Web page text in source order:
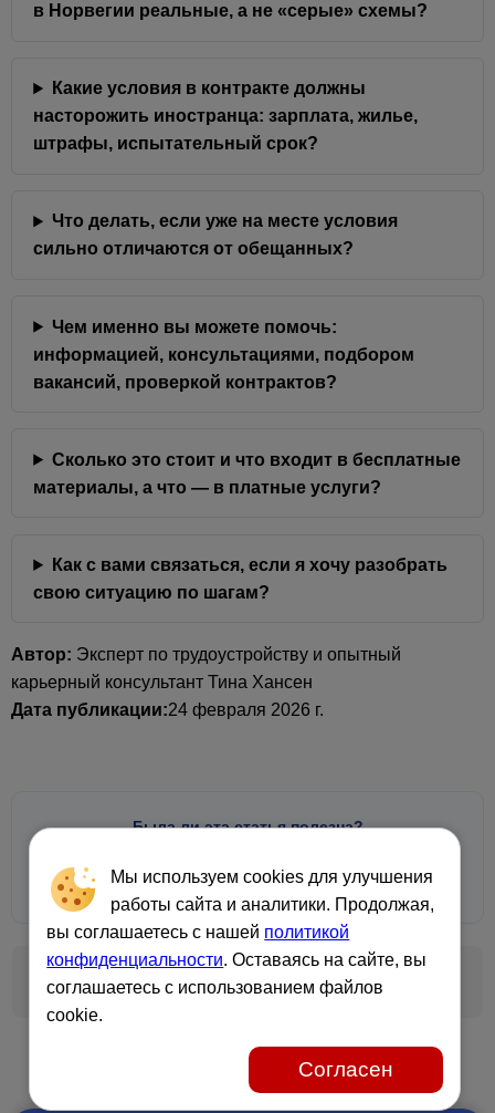
в Норвегии реальные, а не «серые» схемы?
Какие условия в контракте должны
насторожить иностранца: зарплата, жилье,
штрафы, испытательный срок?
Что делать, если уже на месте условия
сильно отличаются от обещанных?
Чем именно вы можете помочь:
информацией, консультациями, подбором
вакансий, проверкой контрактов?
Сколько это стоит и что входит в бесплатные
материалы, а что — в платные услуги?
Как с вами связаться, если я хочу разобрать
свою ситуацию по шагам?
Автор: Эксперт по трудоустройству и опытный
карьерный консультант Тина Хансен
Дата публикации:24 февраля 2026 г.
Была ли эта статья полезна?
👍Да 😕Нормально
💩Нет
← Предыдущая Следующая →
Мы используем cookies для улучшения
работы сайта и аналитики. Продолжая,
вы соглашаетесь с нашей политикой
конфиденциальности. Оставаясь на сайте, вы
соглашаетесь с использованием файлов
cookie.
Согласен